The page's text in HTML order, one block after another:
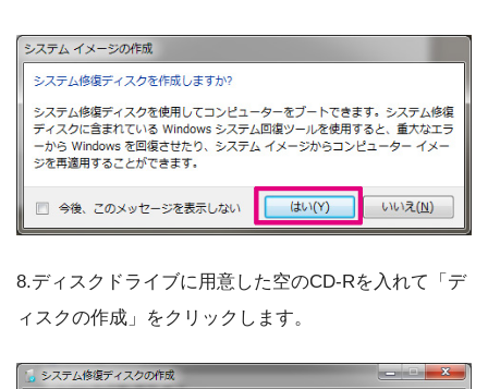
8.ディスクドライブに用意した空のCD-Rを入れて「デ
ィスクの作成」をクリックします。